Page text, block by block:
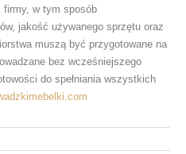
firmy, w tym sposób
jakość używanego sprzętu oraz
muszą być przygotowane na
bez wcześniejszego
do spełniania wszystkich